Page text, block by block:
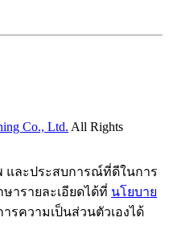
Co., Ltd. All Rights
และประสบการณ์ที่ดีในการ
ารายละเอียดได้ที่ นโยบาย
รความเป็นส่วนตัวเองได้